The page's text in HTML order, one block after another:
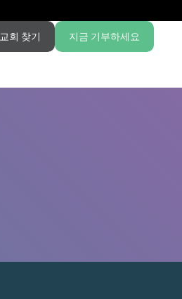
교회 찾기 지금 기부하세요